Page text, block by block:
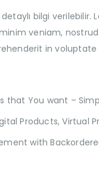
detaylı bilgi
veniam,
in
that You want –
Products, Virtual
with